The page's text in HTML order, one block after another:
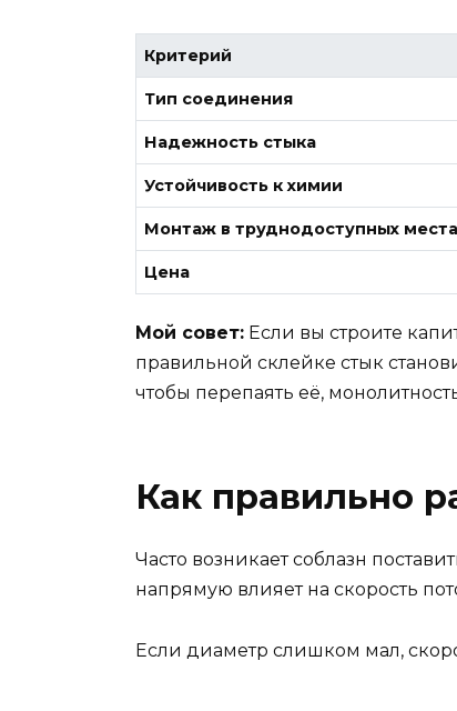
Критерий
Тип соединения
Надежность стыка
Устойчивость к химии
Монтаж в труднодоступных
Цена
Мой совет: Если вы строите
правильной склейке стык
чтобы перепаять её,
Как правильно
Часто возникает соблазн
напрямую влияет на скорость
Если диаметр слишком мал,